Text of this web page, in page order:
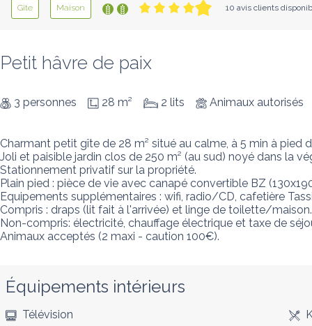
Gîte Maison 10 avis clients
Petit hâvre de paix
3 personnes 28 m² 2 lits Animaux autorisés
Charmant petit gîte de 28 m² situé au calme, à 5 min à
Joli et paisible jardin clos de 250 m² (au sud) noyé dans la
Stationnement privatif sur la propriété.
Plain pied : pièce de vie avec canapé convertible BZ
Equipements supplémentaires : wifi, radio/CD, cafetière
Compris : draps (lit fait à l'arrivée) et linge de toilette/maison.
Non-compris: électricité, chauffage électrique et taxe de
Animaux acceptés (2 maxi - caution 100€).
Équipements intérieurs
Télévision